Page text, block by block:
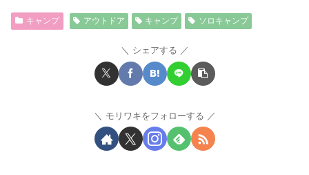
キャンプ アウトドア キャンプ ソロキャンプ
シェアする
モリワキをフォローする